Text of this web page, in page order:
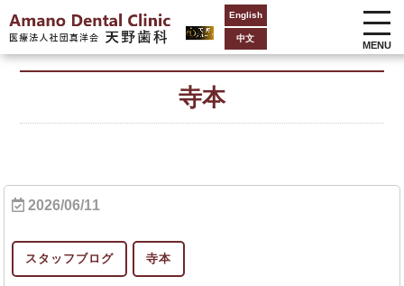
English
中文
MENU
寺本
2026/06/11
スタッフブログ 寺本